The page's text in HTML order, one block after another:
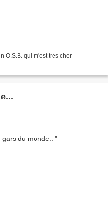
O.S.B. qui m'est très cher.